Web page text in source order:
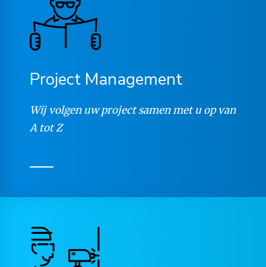
Project Management
Wij volgen uw project samen met u op van
A tot Z